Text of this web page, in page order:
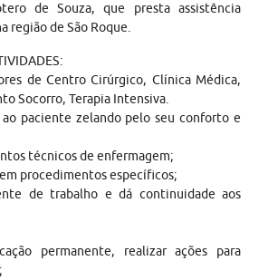
de Souza, que presta assistência
região de São Roque.
de Centro Cirúrgico, Clínica Médica,
Socorro, Terapia Intensiva.
ao paciente zelando pelo seu conforto e
técnicos de enfermagem;
procedimentos específicos;
de trabalho e dá continuidade aos
permanente, realizar ações para